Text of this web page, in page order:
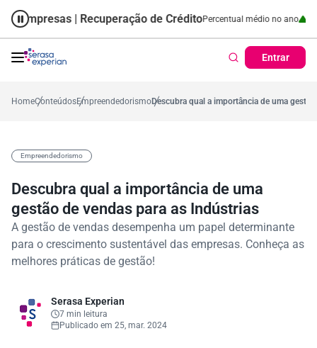
| Recuperação de CréditoPercentual médio no ano 38,7%
Entrar
57,2%Percentual no mês 53,7% Cartão de Crédito | Cadastro
HomeConteúdosEmpreendedorismoDescubra qual a importância de uma
Empreendedorismo
Descubra qual a importância de uma
gestão de vendas para as Indústrias
A gestão de vendas desempenha um papel determinante
para o crescimento sustentável das empresas. Conheça as
melhores práticas de gestão!
Serasa Experian
7 min leitura
Publicado em 25, mar. 2024